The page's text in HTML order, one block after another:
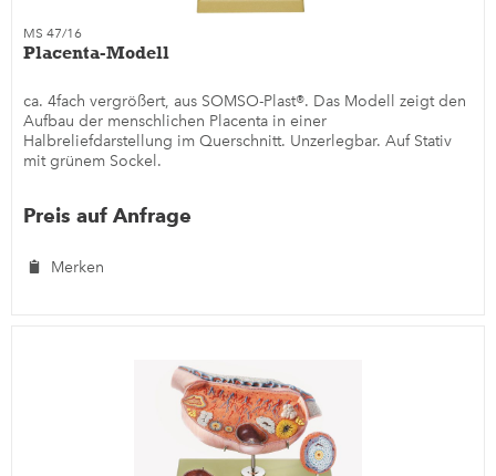
MS 47/16
Placenta-Modell
ca. 4fach vergrößert, aus SOMSO-Plast®. Das Modell zeigt den
Aufbau der menschlichen Placenta in einer
Halbreliefdarstellung im Querschnitt. Unzerlegbar. Auf Stativ
mit grünem Sockel.
Preis auf Anfrage
Merken